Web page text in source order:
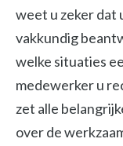
weet u zeker dat
vakkundig
welke situaties
medewerker u
zet alle
over de